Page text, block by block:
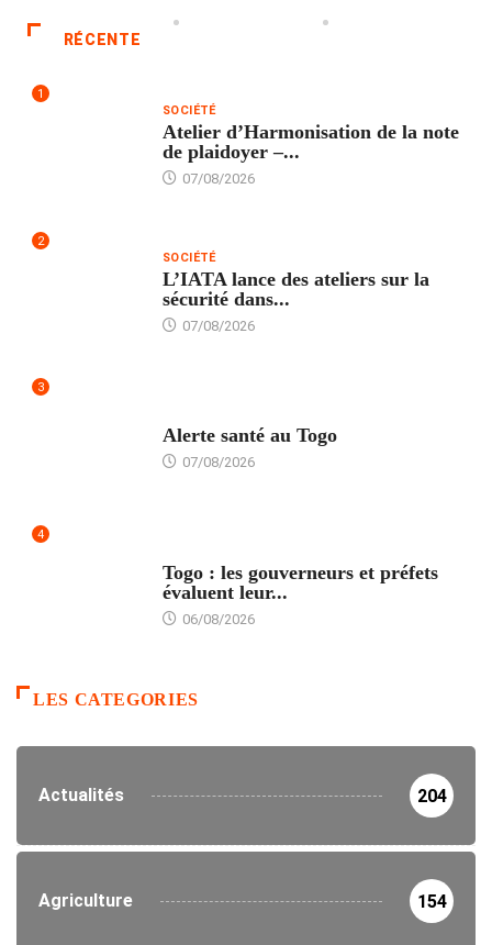
RÉCENTE
1
SOCIÉTÉ
Atelier d’Harmonisation de la note
de plaidoyer –...
07/08/2026
2
SOCIÉTÉ
L’IATA lance des ateliers sur la
sécurité dans...
07/08/2026
3
Alerte santé au Togo
07/08/2026
4
Togo : les gouverneurs et préfets
évaluent leur...
06/08/2026
LES CATEGORIES
Actualités 204
Agriculture 154